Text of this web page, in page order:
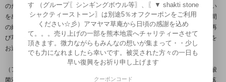
のため色の変化が起こることがあります。化学染めの色落ちしない服との違い
を感じるとともに、末永く草木染め製品で癒されていただきたいですが、時間
の経過とともに薄れてくる変化もお楽しみいただけたらと思います。そして再
び草木染めで重ね染するというお楽しみも楽しみに、ゆとりある幸せな日々を
お過ごしいただけたらと思います。。
（アマヤマ草庵では市販の洗剤を使用せずナチュラルな手作り石鹸や米の乳酸
菌液などでの手洗いor洗濯機洗いですが草木染めや藍染めアイテムはほぼ色落
す （グループ〖シンギングボウル等〗、〖▼ shakti stone
シャクティーストーン〗は別途5％オフクーポンをご利用
ください☆彡）アマヤマ草庵から日頃の感謝を込め
て。。。売り上げの一部を熊本地震へチャリティーさせて
頂きます。微力ながらもみんなの想いが集まって・・少し
でも力になれましたら幸いです。被災された方々の一日も
早い復興をお祈り申し上げます
クーポンコード